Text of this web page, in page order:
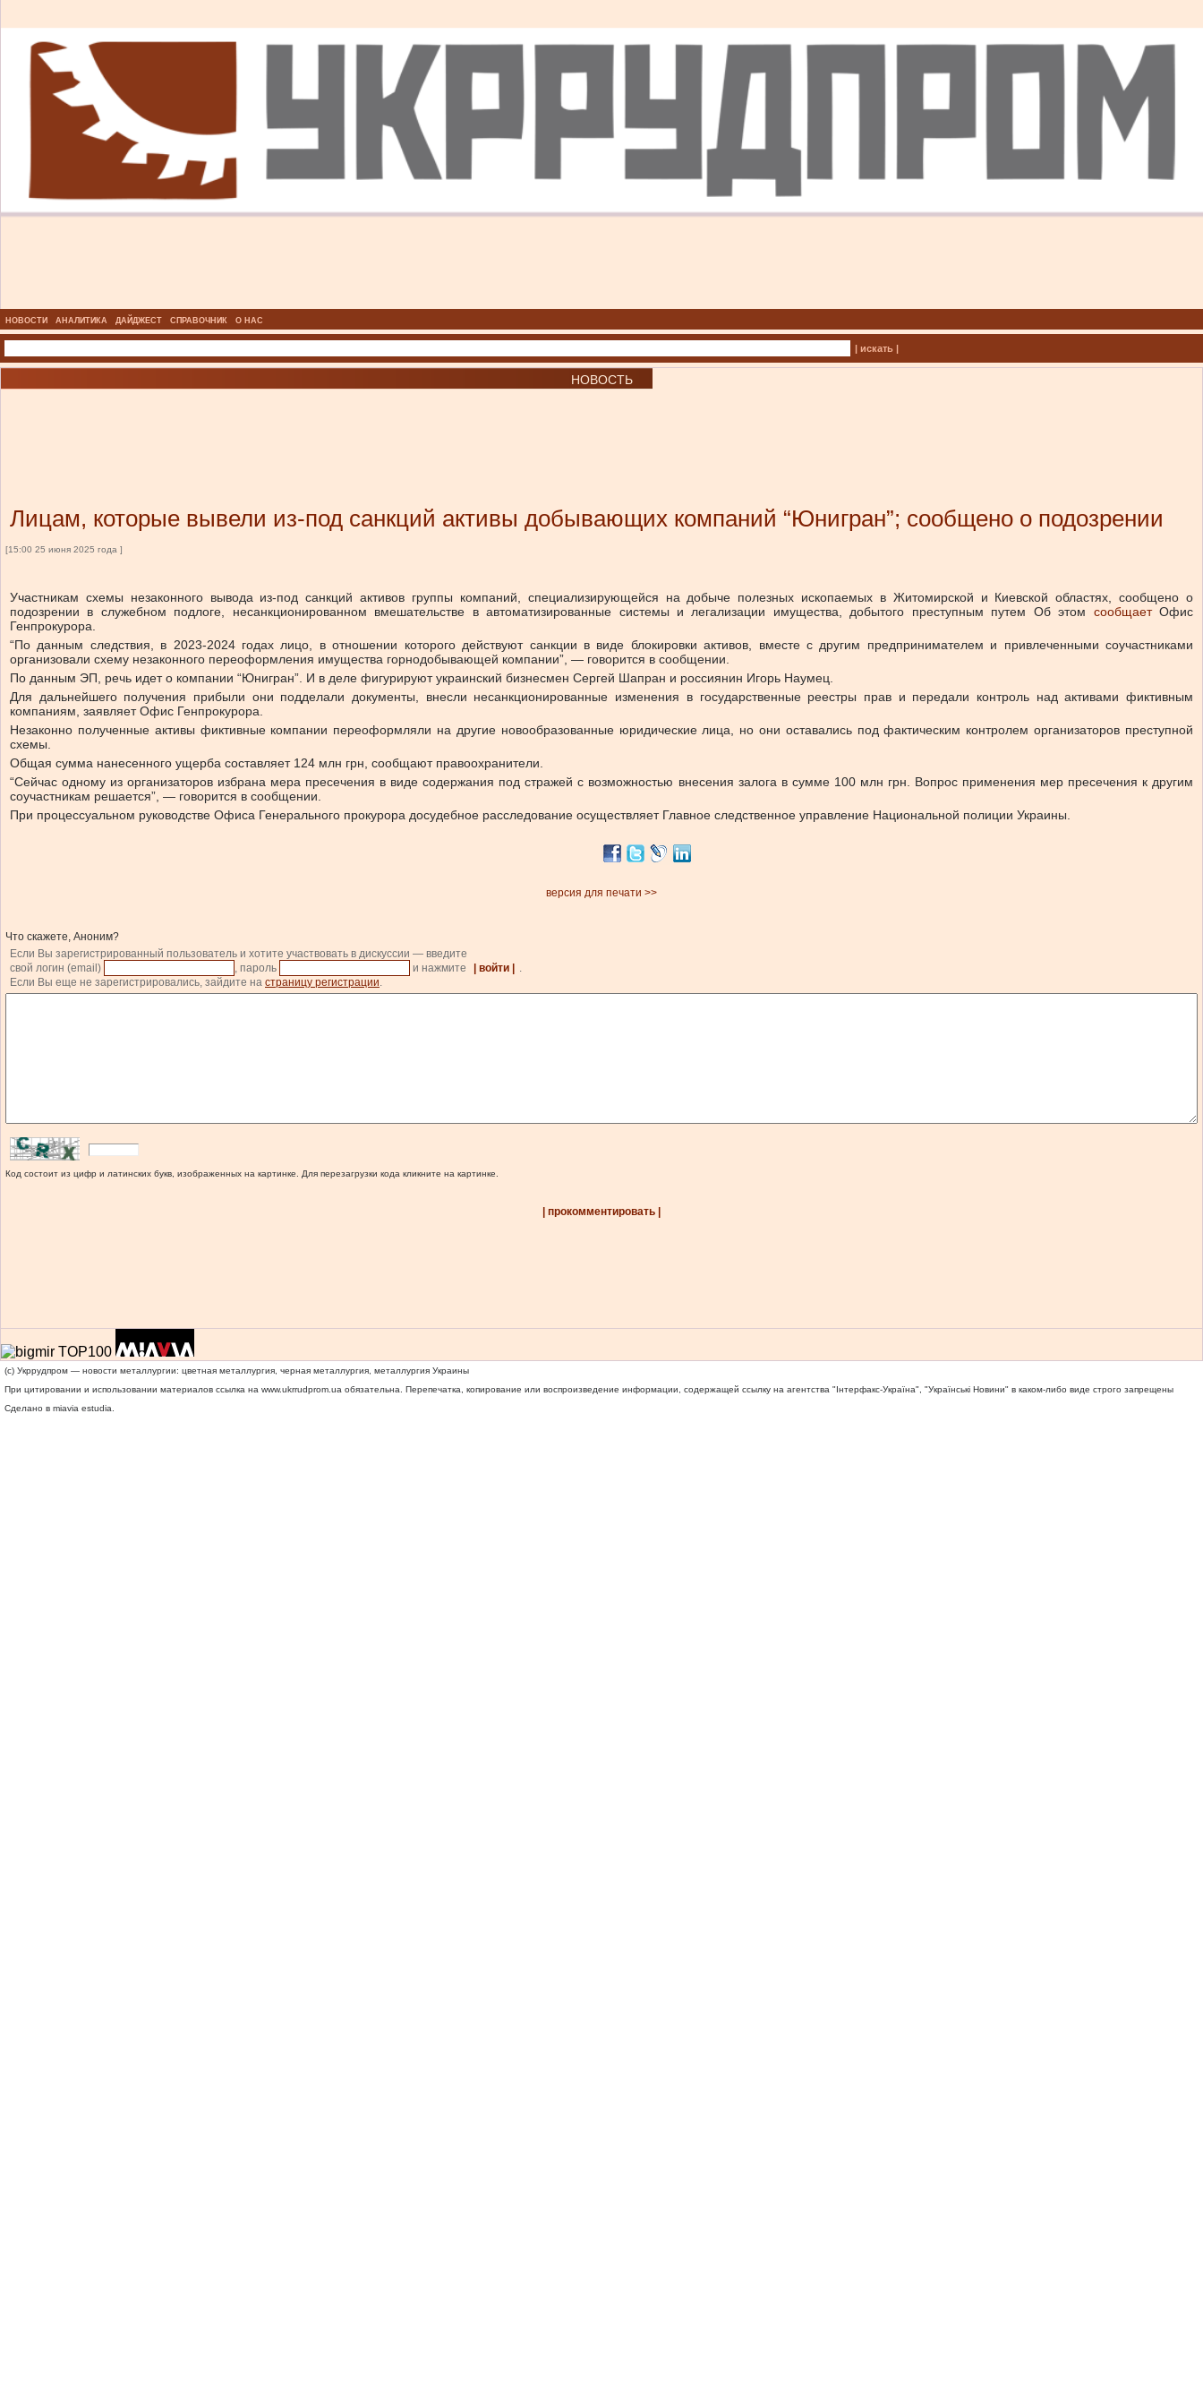
НОВОСТИ АНАЛИТИКА ДАЙДЖЕСТ СПРАВОЧНИК О НАС
| искать |
НОВОСТЬ
Лицам, которые вывели из-под санкций активы добывающих компаний “Юнигран”; сообщено о подозрении
[15:00 25 июня 2025 года ]
Участникам схемы незаконного вывода из-под санкций активов группы компаний, специализирующейся на добыче полезных ископаемых в Житомирской и Киевской областях, сообщено о
подозрении в служебном подлоге, несанкционированном вмешательстве в автоматизированные системы и легализации имущества, добытого преступным путем
Об этом сообщает Офис
Генпрокурора.
“По данным следствия, в 2023-2024 годах лицо, в отношении которого действуют санкции в виде блокировки активов, вместе с другим предпринимателем и привлеченными соучастниками
организовали схему незаконного переоформления имущества горнодобывающей компании”, — говорится в сообщении.
По данным ЭП, речь идет о компании “Юнигран”. И в деле фигурируют украинский бизнесмен Сергей Шапран и россиянин Игорь Наумец.
Для дальнейшего получения прибыли они подделали документы, внесли несанкционированные изменения в государственные реестры прав и передали контроль над активами фиктивным
компаниям, заявляет Офис Генпрокурора.
Незаконно полученные активы фиктивные компании переоформляли на другие новообразованные юридические лица, но они оставались под фактическим контролем организаторов преступной
схемы.
Общая сумма нанесенного ущерба составляет 124 млн грн, сообщают правоохранители.
“Сейчас одному из организаторов избрана мера пресечения в виде содержания под стражей с возможностью внесения залога в сумме 100 млн грн. Вопрос применения мер пресечения к другим
соучастникам решается”, — говорится в сообщении.
При процессуальном руководстве Офиса Генерального прокурора досудебное расследование осуществляет Главное следственное управление Национальной полиции Украины.
версия для печати >>
Что скажете, Аноним?
Если Вы зарегистрированный пользователь и хотите участвовать в дискуссии — введите
свой логин (email)
, пароль и нажмите | войти |
.
Если Вы еще не зарегистрировались, зайдите на страницу регистрации.
Код состоит из цифр и латинских букв, изображенных на картинке. Для перезагрузки кода кликните на картинке.
| прокомментировать |
(c) Укррудпром — новости металлургии: цветная металлургия, черная металлургия, металлургия Украины
При цитировании и использовании материалов ссылка на www.ukrrudprom.ua обязательна. Перепечатка, копирование или воспроизведение информации, содержащей ссылку на агентства "Iнтерфакс-Україна", "Українськi Новини" в каком-либо виде строго запрещены
Сделано в miavia estudia.